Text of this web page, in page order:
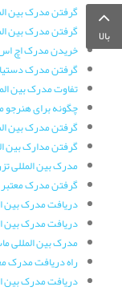
گرفتن مدرک بین
گرفتن مدرک بین
خریدن مدرک اچ اس
گرفتن مدرک
تفاوت مدرک بین
چگونه برای هنرجو
گرفتن مدرک بین
گرفتن مدارک بین
مدرک بین المللی
گرفتن مدرک معتبر
دریافت مدرک بین
دریافت مدرک بین
مدرک بین المللی
راه دریافت مدرک
دریافت مدرک بین
بالا